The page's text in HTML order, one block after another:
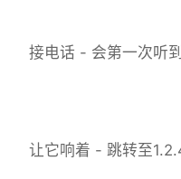
接电话 - 会第一次听
让它响着 - 跳转至